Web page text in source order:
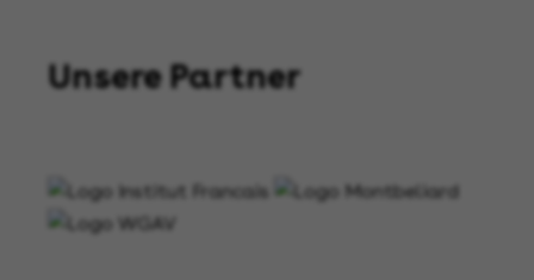
Unsere Partner